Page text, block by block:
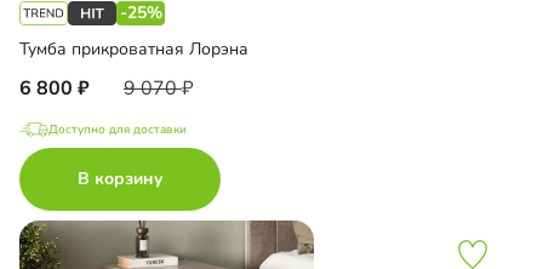
-25%
Тумба прикроватная Лорэна
6 800 9 070
Доступно для доставки
В корзину